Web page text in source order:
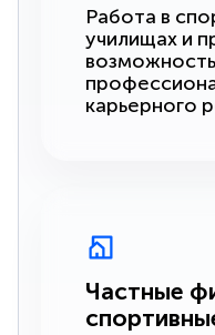
Работа в
училищах и
карьерного
Частные